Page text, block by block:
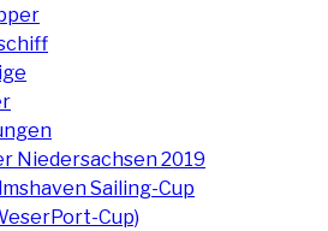
Niedersachsen 2019
Sailing-Cup
Cup)